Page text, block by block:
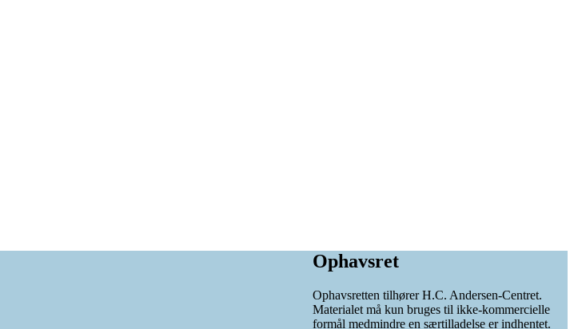
Ophavsret
Ophavsretten tilhører H.C. Andersen-Centret.
Materialet må kun bruges til ikke-kommercielle
formål medmindre en særtilladelse er indhentet.